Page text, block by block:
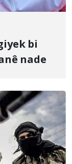
bi
nade